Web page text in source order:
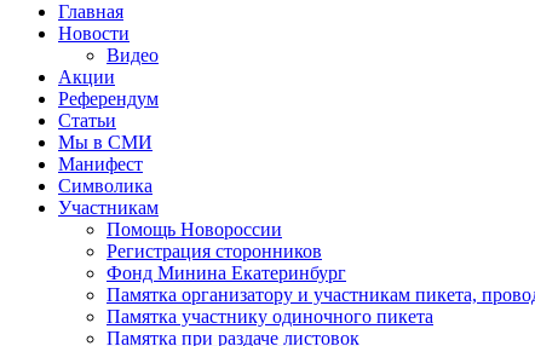
Главная
Новости
Видео
Акции
Референдум
Статьи
Мы в СМИ
Манифест
Символика
Участникам
Помощь Новороссии
Регистрация сторонников
Фонд Минина Екатеринбург
Памятка организатору и участникам пикета,
Памятка участнику одиночного пикета
Памятка при раздаче листовок